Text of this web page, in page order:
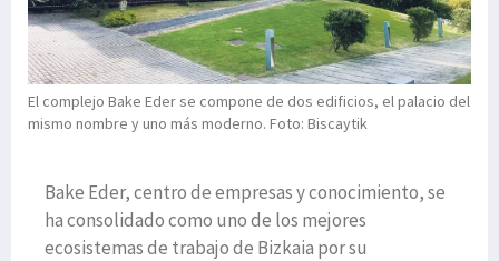
El complejo Bake Eder se compone de dos edificios, el palacio del
mismo nombre y uno más moderno. Foto: Biscaytik
Bake Eder, centro de empresas y conocimiento, se
ha consolidado como uno de los mejores
ecosistemas de trabajo de Bizkaia por su